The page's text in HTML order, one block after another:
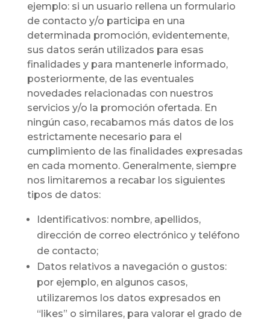
ejemplo: si un usuario rellena un formulario
de contacto y/o participa en una
determinada promoción, evidentemente,
sus datos serán utilizados para esas
finalidades y para mantenerle informado,
posteriormente, de las eventuales
novedades relacionadas con nuestros
servicios y/o la promoción ofertada. En
ningún caso, recabamos más datos de los
estrictamente necesario para el
cumplimiento de las finalidades expresadas
en cada momento. Generalmente, siempre
nos limitaremos a recabar los siguientes
tipos de datos:
Identificativos: nombre, apellidos,
dirección de correo electrónico y teléfono
de contacto;
Datos relativos a navegación o gustos:
por ejemplo, en algunos casos,
utilizaremos los datos expresados en
“likes” o similares, para valorar el grado de